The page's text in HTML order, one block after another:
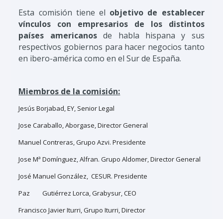
Esta comisión tiene el objetivo de establecer
vínculos con empresarios de los distintos
países americanosde habla hispana y sus
respectivos gobiernos para hacer negocios tanto
en ibero-américa como en el Sur de España.
Miembros de la comisión:
Jesús Borjabad, EY, Senior Legal
Jose Caraballo, Aborgase, Director General
Manuel Contreras, Grupo Azvi. Presidente
Jose Mª Domínguez, Alfran. Grupo Aldomer, Director General
José Manuel González, CESUR. Presidente
Paz
Gutiérrez Lorca, Grabysur, CEO
Francisco Javier Iturri, Grupo Iturri, Director